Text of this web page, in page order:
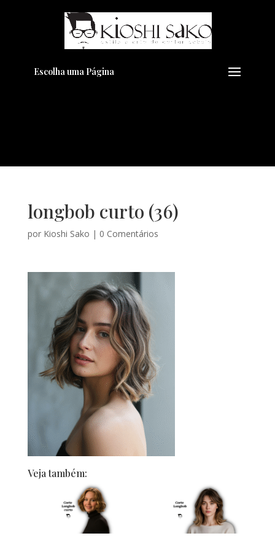
Escolha uma Página
longbob curto (36)
por Kioshi Sako | 0 Comentários
Veja também:
Pensando em transformar seu
Visual??